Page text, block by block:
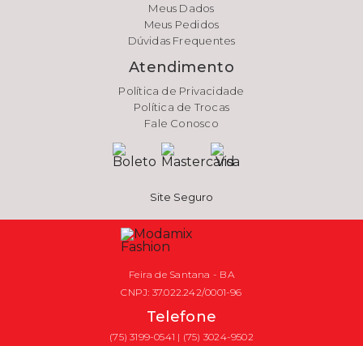
Meus Dados
Meus Pedidos
Dúvidas Frequentes
Atendimento
Política de Privacidade
Política de Trocas
Fale Conosco
Site Seguro
Feira de Santana - BA
CNPJ: 37.022.242/0001-96
Telefone
(75) 3199-0541 | (75) 3024-9502